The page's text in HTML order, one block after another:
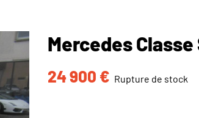
Mercedes Classe
24 900 € Rupture de stock